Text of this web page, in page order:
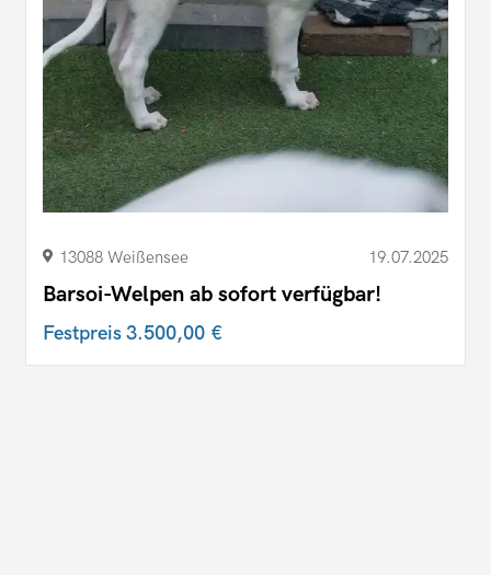
13088 Weißensee 19.07.2025
Barsoi-Welpen ab sofort verfügbar!
Festpreis3.500,00 €